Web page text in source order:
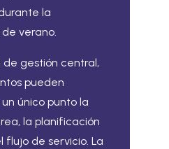
la
verano.
de gestión central,
pueden
único punto la
la planificación
flujo de servicio. La